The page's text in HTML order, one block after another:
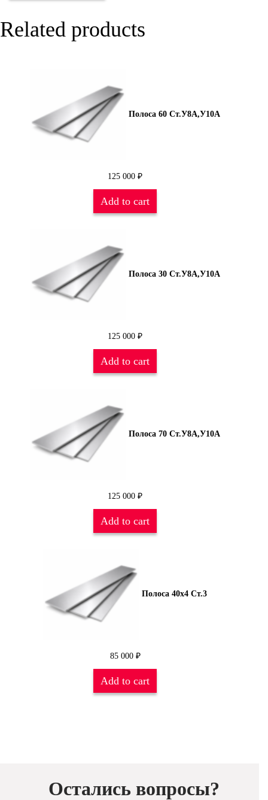
Related products
Полоса 60 Ст.У8А,У10А
125 000 ₽
Add to cart
Полоса 30 Ст.У8А,У10А
125 000 ₽
Add to cart
Полоса 70 Ст.У8А,У10А
125 000 ₽
Add to cart
Полоса 40х4 Ст.3
85 000 ₽
Add to cart
Остались вопросы?